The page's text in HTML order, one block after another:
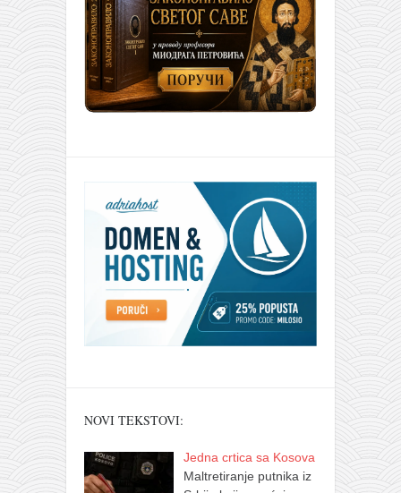
NOVI TEKSTOVI:
Jedna crtica sa Kosova
Maltretiranje putnika iz